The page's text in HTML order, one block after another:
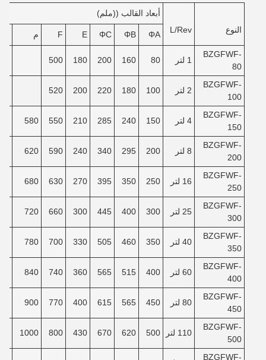
النوع L/Rev
أبعاد القالب ((ملم)
ΦA
ΦB
ΦC
E
F م
BZGFWF-
80
1 لتر 80
160
200
180
500
BZGFWF-
100
2 لتر 100
180
220
200
520
BZGFWF-
150
4 لتر 150
240
285
210
550
580
BZGFWF-
200
8 لتر 200
295
340
240
590
620
BZGFWF-
250
16 لتر 250
350
395
270
630
680
BZGFWF-
300
25 لتر 300
400
445
300
660
720
BZGFWF-
350
40 لتر 350
460
505
330
700
780
BZGFWF-
400
60 لتر 400
515
565
360
740
840
BZGFWF-
450
80 لتر 450
565
615
400
770
900
BZGFWF-
500
110 لتر 500
620
670
430
800
1000
BZGFWF-